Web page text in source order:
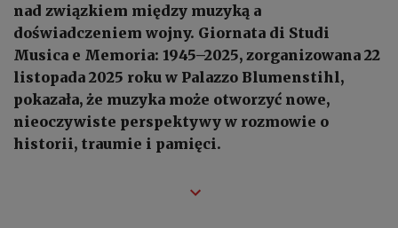
nad związkiem między muzyką a
doświadczeniem wojny. Giornata di Studi
Musica e Memoria: 1945–2025, zorganizowana 22
listopada 2025 roku w Palazzo Blumenstihl,
pokazała, że muzyka może otworzyć nowe,
nieoczywiste perspektywy w rozmowie o
historii, traumie i pamięci.